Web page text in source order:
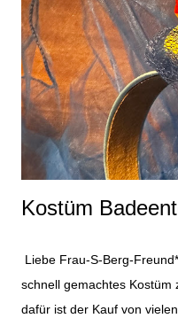
Nähmaschine, Schere
Oberteil habe ich einen
geschnitten und auf den
ich die Lollies
genäht. Durch die Dicke
geworden. Vermutlich wäre
Kostüm
Liebe Frau-S-Berg-
schnell gemachtes Kostüm
dafür ist der Kauf von